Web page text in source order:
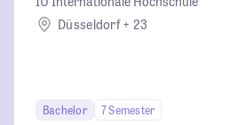
Düsseldorf + 23
Bachelor
7 Semester